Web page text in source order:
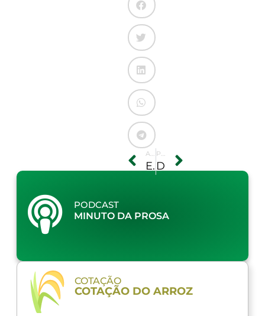
PODCAST
MINUTO DA PROSA
COTAÇÃO
COTAÇÃO DO ARROZ
El Niño deverá causar calor recorde em 2015 e 2016, diz OMM